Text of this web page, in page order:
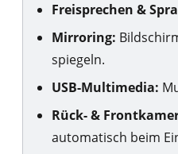
Freisprechen &
Mirroring:
spiegeln.
USB-Multimedia:
Rück- &
automatisch beim